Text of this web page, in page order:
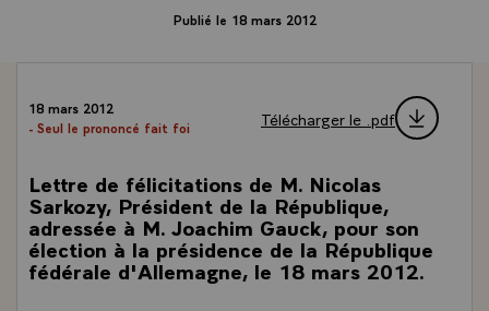
Publié le 18 mars 2012
18 mars 2012
- Seul le prononcé fait foi
Télécharger le .pdf
Lettre de félicitations de M. Nicolas
Sarkozy, Président de la République,
adressée à M. Joachim Gauck, pour son
élection à la présidence de la République
fédérale d'Allemagne, le 18 mars 2012.